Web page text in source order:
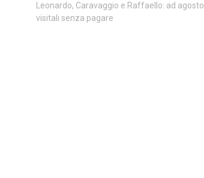
Leonardo, Caravaggio e Raffaello: ad agosto
visitali senza pagare